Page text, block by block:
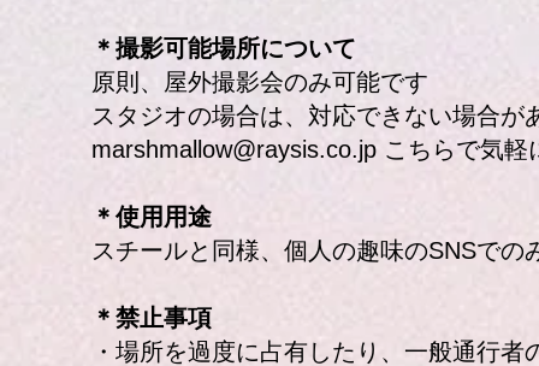
＊撮影可能場所について
原則、屋外撮影会のみ可能です
スタジオの場合は、対応できない場合
marshmallow@raysis.co.jp こちらで気軽
＊使用用途
スチールと同様、個人の趣味のSNSでの
＊禁止事項
・場所を過度に占有したり、一般通行者